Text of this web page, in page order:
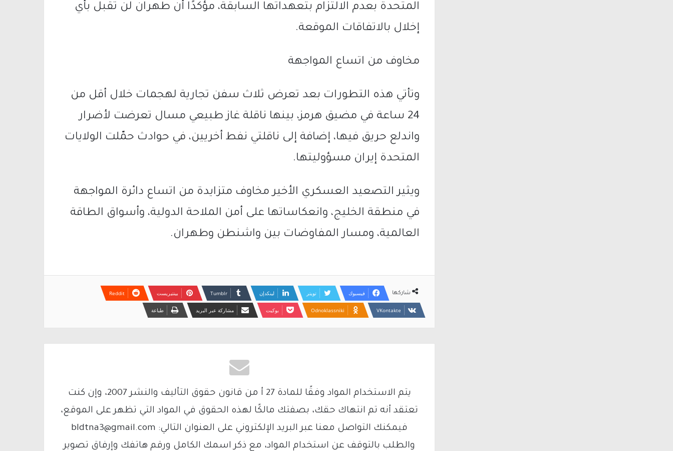
المتحدة بعدم الالتزام بتعهداتها السابقة، مؤكدًا أن طهران لن تقبل بأي
إخلال بالاتفاقات الموقعة.
مخاوف من اتساع المواجهة
وتأتي هذه التطورات بعد تعرض ثلاث سفن تجارية لهجمات خلال أقل من
24 ساعة في مضيق هرمز، بينها ناقلة غاز طبيعي مسال تعرضت لأضرار
واندلع حريق فيها، إضافة إلى ناقلتي نفط أخريين، في حوادث حمّلت الولايات
المتحدة إيران مسؤوليتها.
ويثير التصعيد العسكري الأخير مخاوف متزايدة من اتساع دائرة المواجهة
في منطقة الخليج، وانعكاساتها على أمن الملاحة الدولية، وأسواق الطاقة
العالمية، ومسار المفاوضات بين واشنطن وطهران.
شاركها فيسبوك تويتر لينكدإن بينتيريست
Odnoklassniki بوكيت مشاركة عبر البريد طباعة
يتم الاستخدام المواد وفقًا للمادة 27 أ من قانون حقوق التأليف والنشر 2007، وإن كنت
تعتقد أنه تم انتهاك حقك، بصفتك مالكًا لهذه الحقوق في المواد التي تظهر على الموقع،
فيمكنك التواصل معنا عبر البريد الإلكتروني على العنوان التالي: bldtna3@gmail.com
والطلب بالتوقف عن استخدام المواد، مع ذكر اسمك الكامل ورقم هاتفك وإرفاق تصوير